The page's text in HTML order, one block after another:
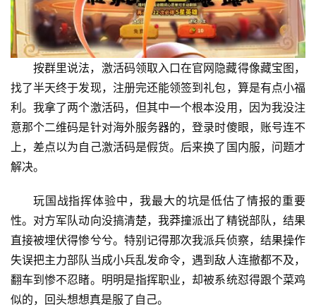
按群里说法，激活码领取入口在官网隐藏得像藏宝图，
找了半天终于发现，注册完还能领签到礼包，算是有点小福
利。我拿了两个激活码，但其中一个根本没用，因为我没注
意那个二维码是针对海外服务器的，登录时傻眼，账号连不
上，差点以为自己激活码是假货。后来换了国内服，问题才
解决。
玩国战指挥体验中，我最大的坑是低估了情报的重要
性。对方军队动向没搞清楚，我莽撞派出了精锐部队，结果
直接被埋伏得惨兮兮。特别记得那次我派兵侦察，结果操作
失误把主力部队当成小兵乱发命令，遇到敌人连撤都不及，
翻车到惨不忍睹。明明是指挥职业，却被系统怼得跟个菜鸡
似的，回头想想真是服了自己。